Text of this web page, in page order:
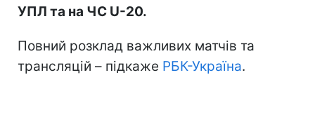
УПЛ та на ЧС U-20.
Повний розклад важливих матчів та
трансляцій – підкаже РБК-Україна.